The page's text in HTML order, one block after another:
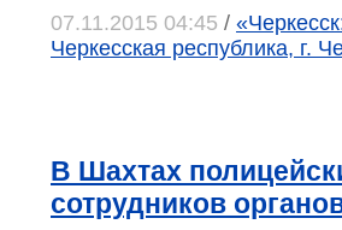
07.11.2015 04:45 /
Черкесская республика, г.
В Шахтах
сотрудников